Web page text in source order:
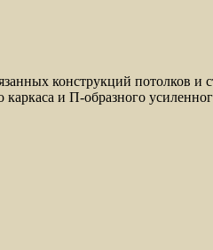
конструкций потолков и
и П-образного